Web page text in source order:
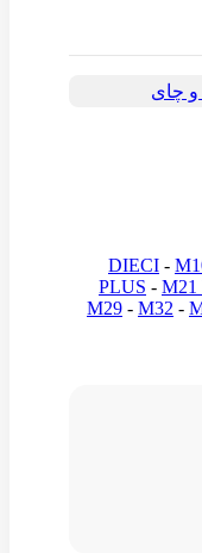
و چای
DIECI -
PLUS - M21
M29 - M32 -